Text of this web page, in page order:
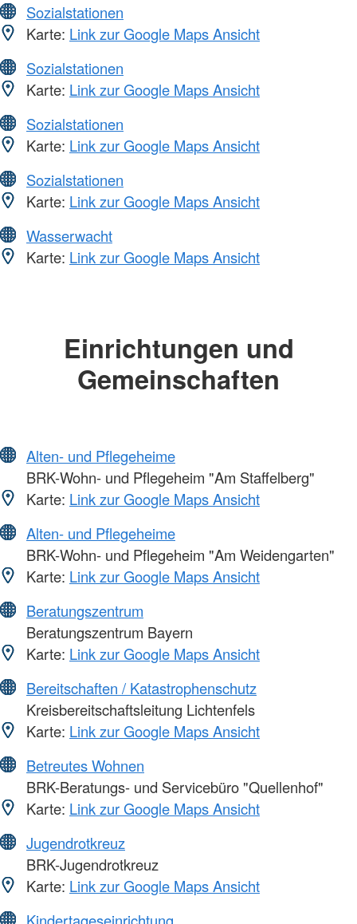
Sozialstationen
Karte: Link zur Google Maps Ansicht
Sozialstationen
Karte: Link zur Google Maps Ansicht
Sozialstationen
Karte: Link zur Google Maps Ansicht
Sozialstationen
Karte: Link zur Google Maps Ansicht
Wasserwacht
Karte: Link zur Google Maps Ansicht
Einrichtungen und
Gemeinschaften
Alten- und Pflegeheime
BRK-Wohn- und Pflegeheim "Am Staffelberg"
Karte: Link zur Google Maps Ansicht
Alten- und Pflegeheime
BRK-Wohn- und Pflegeheim "Am Weidengarten"
Karte: Link zur Google Maps Ansicht
Beratungszentrum
Beratungszentrum Bayern
Karte: Link zur Google Maps Ansicht
Bereitschaften / Katastrophenschutz
Kreisbereitschaftsleitung Lichtenfels
Karte: Link zur Google Maps Ansicht
Betreutes Wohnen
BRK-Beratungs- und Servicebüro "Quellenhof"
Karte: Link zur Google Maps Ansicht
Jugendrotkreuz
BRK-Jugendrotkreuz
Karte: Link zur Google Maps Ansicht